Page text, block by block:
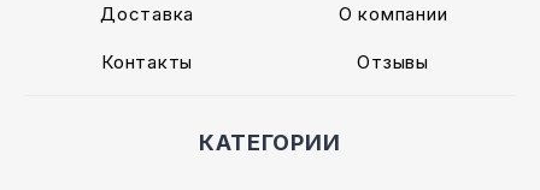
Доставка О компании
Контакты Отзывы
КАТЕГОРИИ